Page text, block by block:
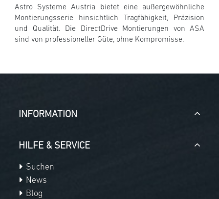
Astro Systeme Austria bietet eine außergewöhnliche
Montierungsserie hinsichtlich Tragfähigkeit, Präzision
und Qualität. Die DirectDrive Montierungen von ASA
sind von professioneller Güte, ohne Kompromisse.
INFORMATION
HILFE & SERVICE
Suchen
News
Blog